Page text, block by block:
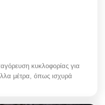
κυκλοφορίας για
μέτρα, όπως ισχυρά